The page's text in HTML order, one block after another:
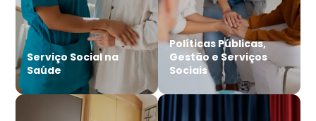
Serviço Social na
Saúde
Políticas Públicas,
Gestão e Serviços
Sociais